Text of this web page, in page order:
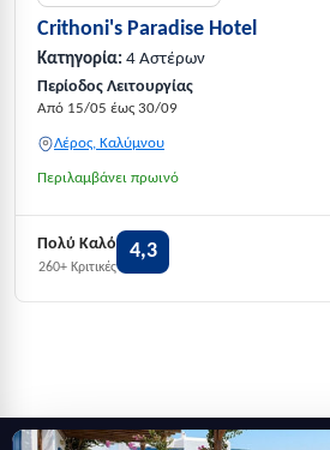
Crithoni's Paradise Hotel
Κατηγορία: 4 Αστέρων
Περίοδος Λειτουργίας
Από 15/05 έως 30/09
Λέρος, Καλύμνου
Περιλαμβάνει πρωινό
Πολύ Καλό
260+ Κριτικές
4,3